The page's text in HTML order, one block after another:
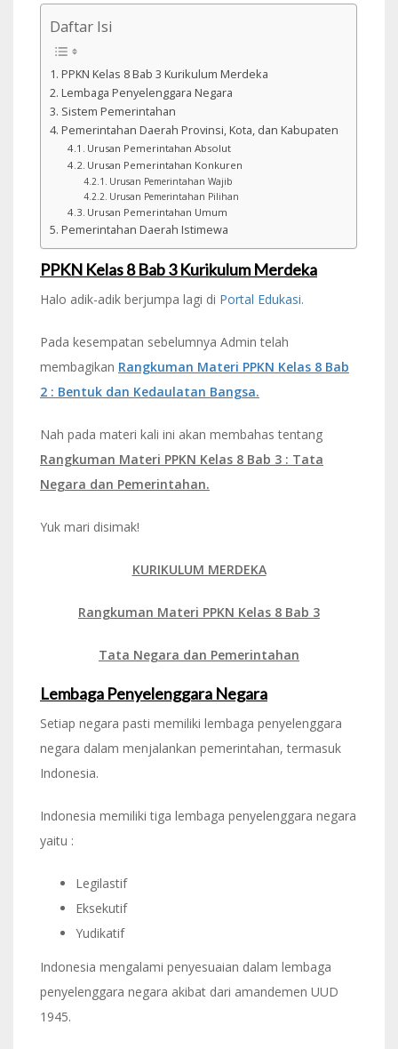
Daftar Isi
PPKN Kelas 8 Bab 3 Kurikulum Merdeka
Lembaga Penyelenggara Negara
Sistem Pemerintahan
Pemerintahan Daerah Provinsi, Kota, dan Kabupaten
Urusan Pemerintahan Absolut
Urusan Pemerintahan Konkuren
Urusan Pemerintahan Wajib
Urusan Pemerintahan Pilihan
Urusan Pemerintahan Umum
Pemerintahan Daerah Istimewa
PPKN Kelas 8 Bab 3 Kurikulum Merdeka
Halo adik-adik berjumpa lagi di Portal Edukasi.
Pada kesempatan sebelumnya Admin telah
membagikan Rangkuman Materi PPKN Kelas 8 Bab
2 : Bentuk dan Kedaulatan Bangsa.
Nah pada materi kali ini akan membahas tentang
Rangkuman Materi PPKN Kelas 8 Bab 3 : Tata
Negara dan Pemerintahan.
Yuk mari disimak!
KURIKULUM MERDEKA
Rangkuman Materi PPKN Kelas 8 Bab 3
Tata Negara dan Pemerintahan
Lembaga Penyelenggara Negara
Setiap negara pasti memiliki lembaga penyelenggara
negara dalam menjalankan pemerintahan, termasuk
Indonesia.
Indonesia memiliki tiga lembaga penyelenggara negara
yaitu :
Legilastif
Eksekutif
Yudikatif
Indonesia mengalami penyesuaian dalam lembaga
penyelenggara negara akibat dari amandemen UUD
1945.